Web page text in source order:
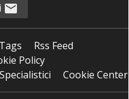
Tags
Rss Feed
Policy
Cookie Center